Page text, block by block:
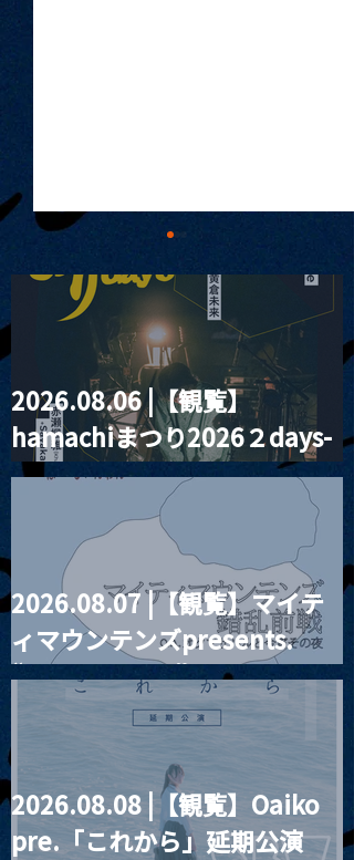
MoonRomantic
Channel1周年記念Live
2026.08.06 |【観覧】
hamachiまつり2026２days-
月見ル君想フ編②
2026.08.07 |【観覧】マイテ
ィマウンテンズpresents.
“HALL-IN-ONE”
2026.08.08 |【観覧】Oaiko
pre.「これから」延期公演